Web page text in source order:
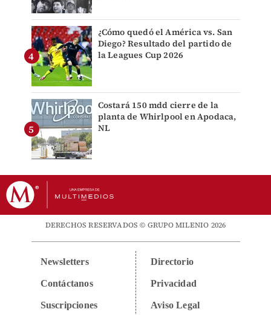
¿Cómo quedó el América vs. San
Diego? Resultado del partido de
la Leagues Cup 2026
Costará 150 mdd cierre de la
planta de Whirlpool en Apodaca,
NL
DERECHOS RESERVADOS © GRUPO MILENIO 2026
Newsletters
Contáctanos
Suscripciones
Directorio
Privacidad
Aviso Legal